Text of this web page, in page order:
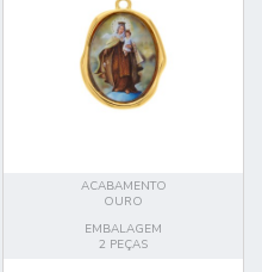
ACABAMENTO
OURO
EMBALAGEM
2 PEÇAS